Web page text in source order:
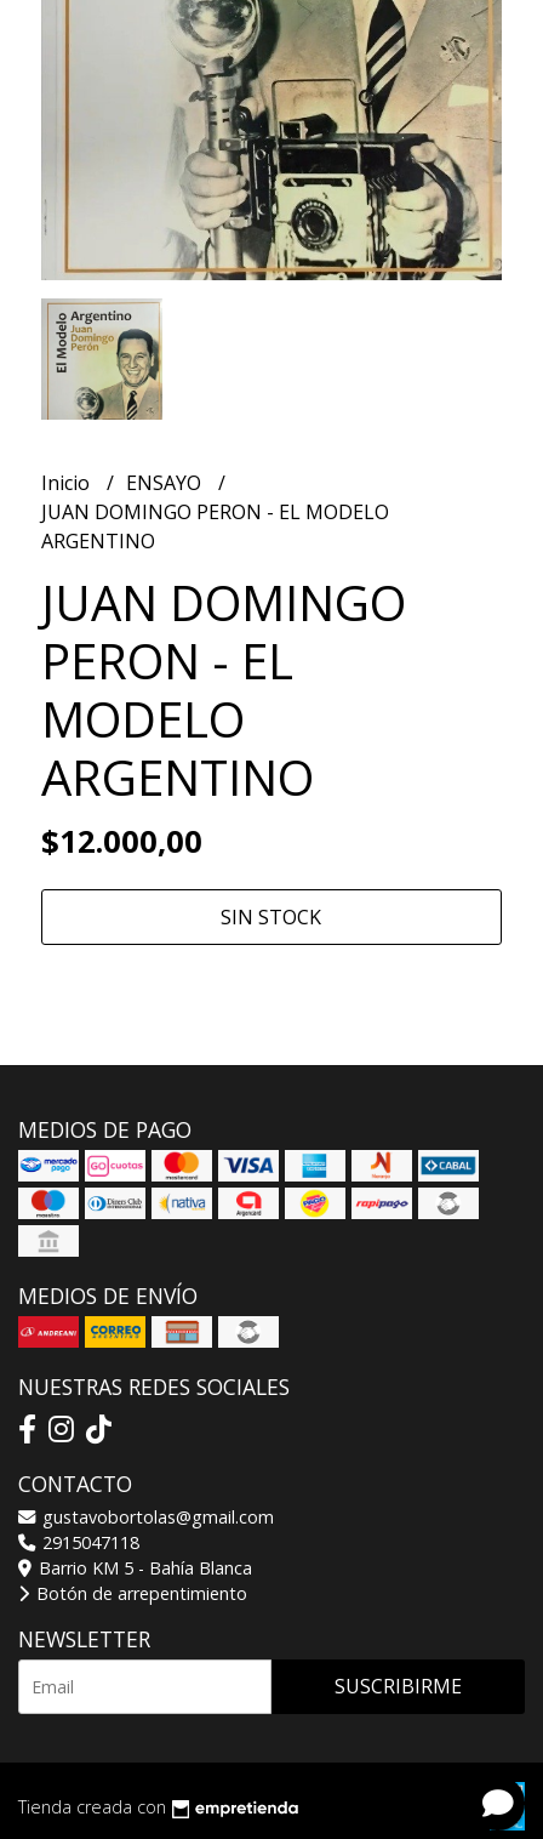
Inicio
ENSAYO
JUAN DOMINGO PERON - EL MODELO
ARGENTINO
JUAN DOMINGO
PERON - EL
MODELO
ARGENTINO
$12.000,00
SIN STOCK
MEDIOS DE PAGO
MEDIOS DE ENVÍO
NUESTRAS REDES SOCIALES
CONTACTO
gustavobortolas@gmail.com
2915047118
Barrio KM 5 - Bahía Blanca
Botón de arrepentimiento
NEWSLETTER
SUSCRIBIRME
Tienda creada con